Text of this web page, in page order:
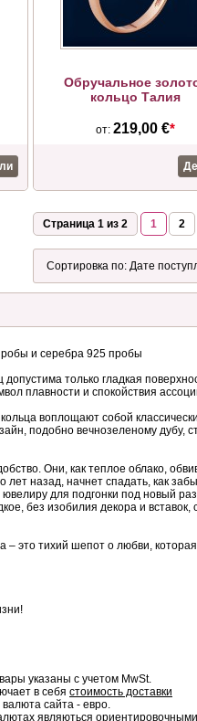
Обручальное
кольцо Талия
от:219,00 €*
Страница 1 из 2 1 2
и серебра 925 пробы
только гладкая
плавности и спокойствия
воплощают собой
подобно вечнозеленому дубу,
Они, как теплое облако,
назад, начнет спадать, как
для подгонки под новый
без изобилия декора и
это тихий шепот о любви,
указаны с учетом MwSt.
в себя стоимость доставки
валюта сайта - евро.
являються